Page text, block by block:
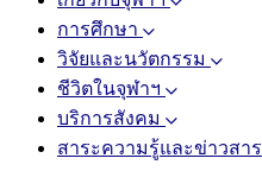
การศึกษา
วิจัยและนวัตกรรม
ชีวิตในจุฬาฯ
บริการสังคม
สาระความรู้และข่าวสาร